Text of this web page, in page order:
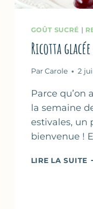
GOÛT SUCRÉ |
Ricotta
Par Carole 2
Parce qu’on
la semaine
estivales, un
bienvenue !
LIRE LA SUITE